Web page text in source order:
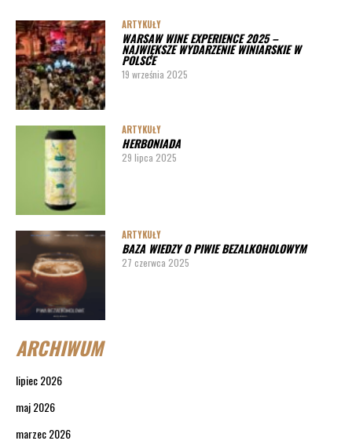
ARTYKUŁY
WARSAW WINE EXPERIENCE 2025 –
NAJWIĘKSZE WYDARZENIE WINIARSKIE W
POLSCE
19 września 2025
ARTYKUŁY
HERBONIADA
29 lipca 2025
ARTYKUŁY
BAZA WIEDZY O PIWIE BEZALKOHOLOWYM
27 czerwca 2025
ARCHIWUM
lipiec 2026
maj 2026
marzec 2026